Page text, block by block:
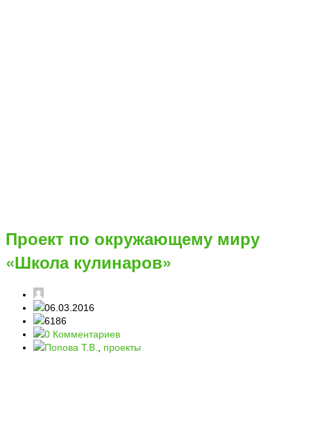
Проект по окружающему миру
«Школа кулинаров»
06.03.2016
6186
0 Комментариев
Попова Т.В.
проекты